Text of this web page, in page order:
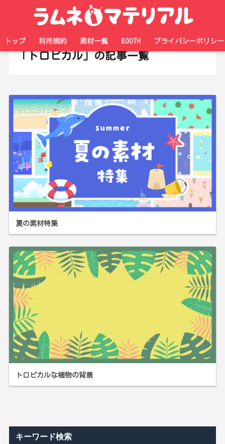
トップ 利用規約 素材一覧 BOOTH プライバシーポリシー
「トロピカル」の記事一覧
夏の素材特集
トロピカルな植物の背景
キーワード検索